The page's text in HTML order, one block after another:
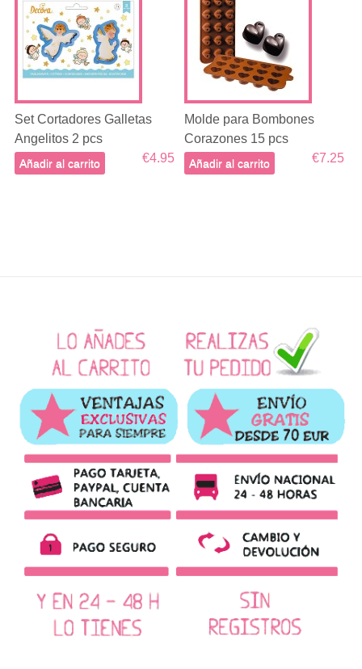
Set Cortadores Galletas
Angelitos 2 pcs
€4.95
Añadir al carrito
Molde para Bombones
Corazones 15 pcs
€7.25
Añadir al carrito